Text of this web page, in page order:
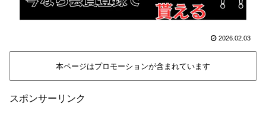
2026.02.03
本ページはプロモーションが含まれています
スポンサーリンク